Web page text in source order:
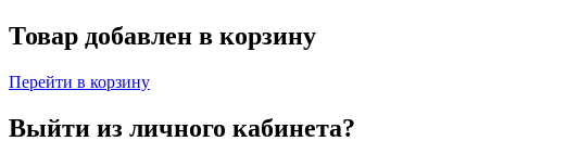
Товар добавлен в корзину
Перейти в корзину
Выйти из личного кабинета?